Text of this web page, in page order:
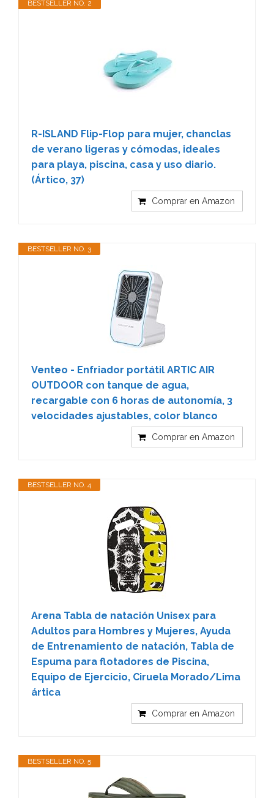
BESTSELLER NO. 2
R-ISLAND Flip-Flop para mujer, chanclas
de verano ligeras y cómodas, ideales
para playa, piscina, casa y uso diario.
(Ártico, 37)
Comprar en Amazon
BESTSELLER NO. 3
Venteo - Enfriador portátil ARTIC AIR
OUTDOOR con tanque de agua,
recargable con 6 horas de autonomía, 3
velocidades ajustables, color blanco
Comprar en Amazon
BESTSELLER NO. 4
Arena Tabla de natación Unisex para
Adultos para Hombres y Mujeres, Ayuda
de Entrenamiento de natación, Tabla de
Espuma para flotadores de Piscina,
Equipo de Ejercicio, Ciruela Morado/Lima
ártica
Comprar en Amazon
BESTSELLER NO. 5